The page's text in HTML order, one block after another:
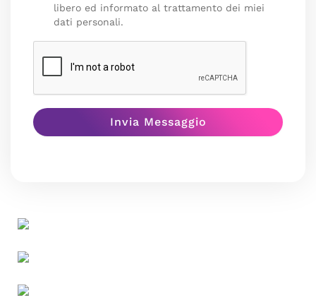
libero ed informato al trattamento dei miei
dati personali.